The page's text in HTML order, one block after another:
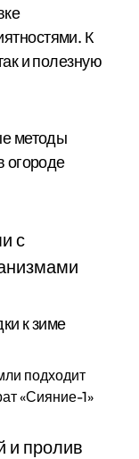
К
и полезную
методы
огороде
с
подходит
«Сияние-1»
и пролив